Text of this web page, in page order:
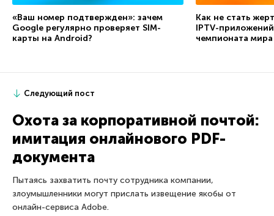
«Ваш номер подтвержден»: зачем
Google регулярно проверяет SIM-
карты на Android?
Как не стать
IPTV-
чемпионата
Следующий пост
Охота за корпоративной почтой:
имитация онлайнового PDF-
документа
Пытаясь захватить почту сотрудника компании,
злоумышленники могут прислать извещение якобы от
онлайн-сервиса Adobe.